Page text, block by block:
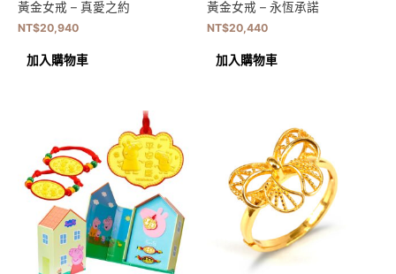
黃金女戒 – 真愛之約
NT$20,940
加入購物車
黃金女戒 – 永恆承諾
NT$20,440
加入購物車